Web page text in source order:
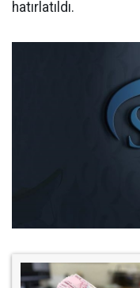
hatırlatıldı.